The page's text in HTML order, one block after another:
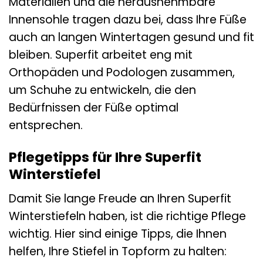
Innensohle tragen dazu bei, dass Ihre Füße
auch an langen Wintertagen gesund und fit
bleiben. Superfit arbeitet eng mit
Orthopäden und Podologen zusammen,
um Schuhe zu entwickeln, die den
Bedürfnissen der Füße optimal
entsprechen.
Pflegetipps für Ihre Superfit
Winterstiefel
Damit Sie lange Freude an Ihren Superfit
Winterstiefeln haben, ist die richtige Pflege
wichtig. Hier sind einige Tipps, die Ihnen
helfen, Ihre Stiefel in Topform zu halten: